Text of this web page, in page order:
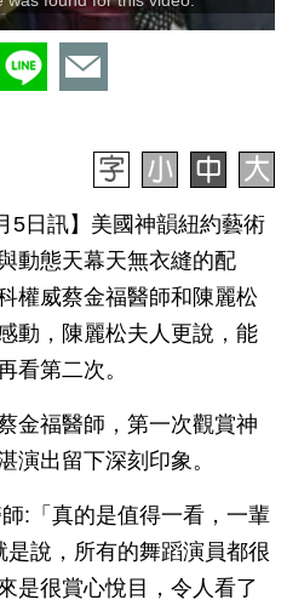
5日訊】美國神韻紐約藝術
動態天幕天無衣縫的配
權威蔡金福醫師和陳麗松
動，陳麗松夫人更說，能
看第二次。
金福醫師，第一次觀賞神
演出留下深刻印象。
:「真的是值得一看，一輩
說，所有的舞蹈演員都很
是很賞心悅目，令人看了